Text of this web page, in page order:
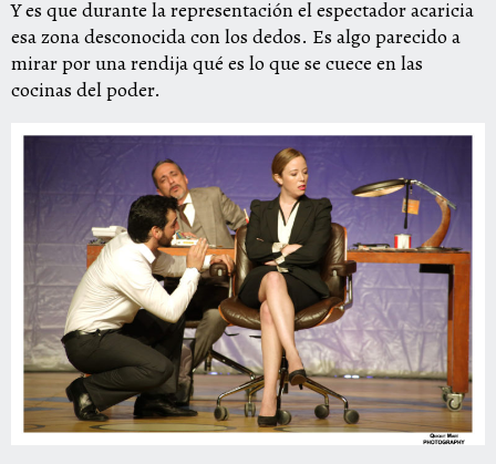
Y es que durante la representación el espectador acaricia
esa zona desconocida con los dedos. Es algo parecido a
mirar por una rendija qué es lo que se cuece en las
cocinas del poder.